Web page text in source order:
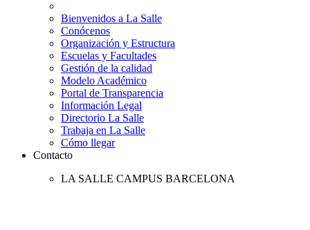
Bienvenidos a La Salle
Conócenos
Organización y Estructura
Escuelas y Facultades
Gestión de la calidad
Modelo Académico
Portal de Transparencia
Información Legal
Directorio La Salle
Trabaja en La Salle
Cómo llegar
Contacto
LA SALLE CAMPUS BARCELONA